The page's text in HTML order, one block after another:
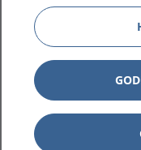
Hantering av kakor
Inställningar för kakor
1177 –